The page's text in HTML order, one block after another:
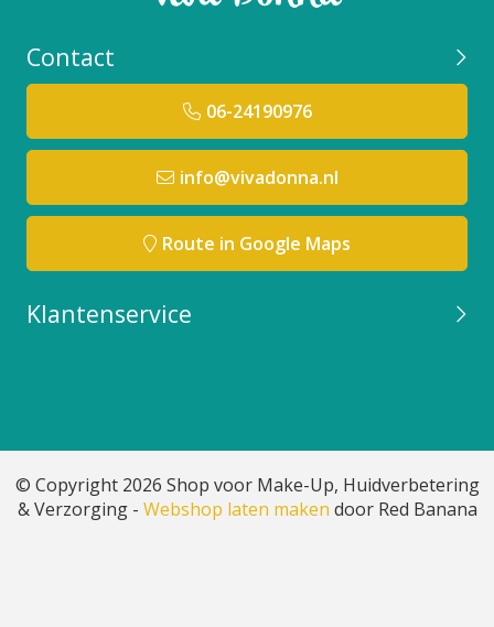
Contact
06-24190976
info@vivadonna.nl
Route in Google Maps
Klantenservice
© Copyright 2026 Shop voor Make-Up, Huidverbetering
& Verzorging - Webshop laten maken door Red Banana